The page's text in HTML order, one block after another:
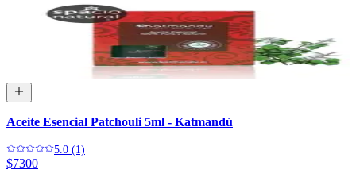
Aceite Esencial Patchouli 5ml - Katmandú
5.0 (1)
$7300